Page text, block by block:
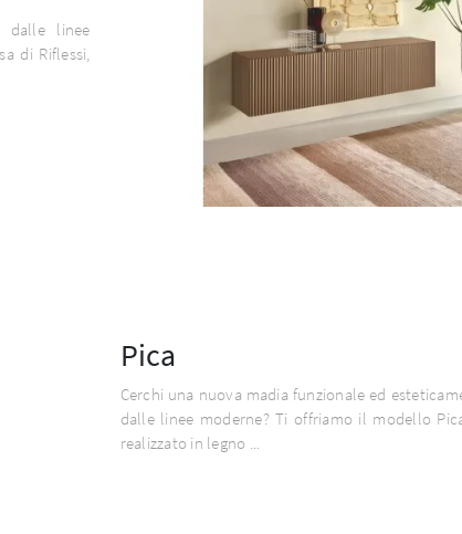
dalle linee
di Riflessi,
Pica
Cerchi una nuova madia funzionale ed
dalle linee moderne? Ti offriamo il modello
realizzato in legno ...